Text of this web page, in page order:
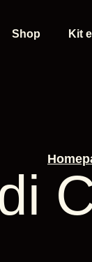
Shop Kit